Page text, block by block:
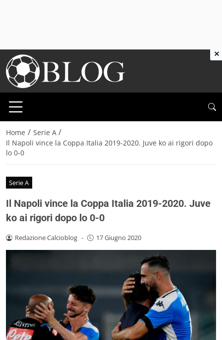
Home / Serie A /
Il Napoli vince la Coppa Italia 2019-2020. Juve ko ai rigori dopo
lo 0-0
Serie A
Il Napoli vince la Coppa Italia 2019-2020. Juve
ko ai rigori dopo lo 0-0
Redazione Calcioblog - 17 Giugno 2020
×